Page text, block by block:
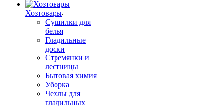
Хозтовары
Сушилки для
белья
Гладильные
доски
Стремянки и
лестницы
Бытовая химия
Уборка
Чехлы для
гладильных